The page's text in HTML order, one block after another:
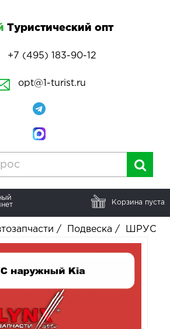
Туристический опт
+7 (495) 183-90-12
opt@1-turist.ru
Корзина пуста
/ Подвеска / ШРУС